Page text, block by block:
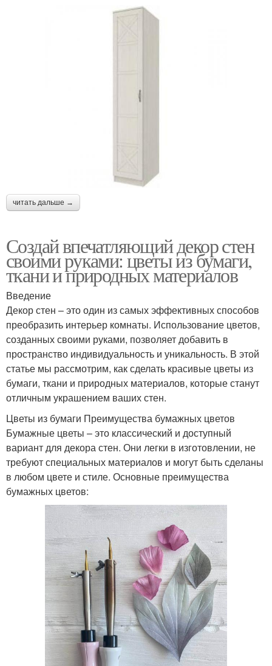
читать дальше →
Создай впечатляющий декор стен
своими руками: цветы из бумаги,
ткани и природных материалов
Введение
Декор стен – это один из самых эффективных способов
преобразить интерьер комнаты. Использование цветов,
созданных своими руками, позволяет добавить в
пространство индивидуальность и уникальность. В этой
статье мы рассмотрим, как сделать красивые цветы из
бумаги, ткани и природных материалов, которые станут
отличным украшением ваших стен.
Цветы из бумаги Преимущества бумажных цветов
Бумажные цветы – это классический и доступный
вариант для декора стен. Они легки в изготовлении, не
требуют специальных материалов и могут быть сделаны
в любом цвете и стиле. Основные преимущества
бумажных цветов: